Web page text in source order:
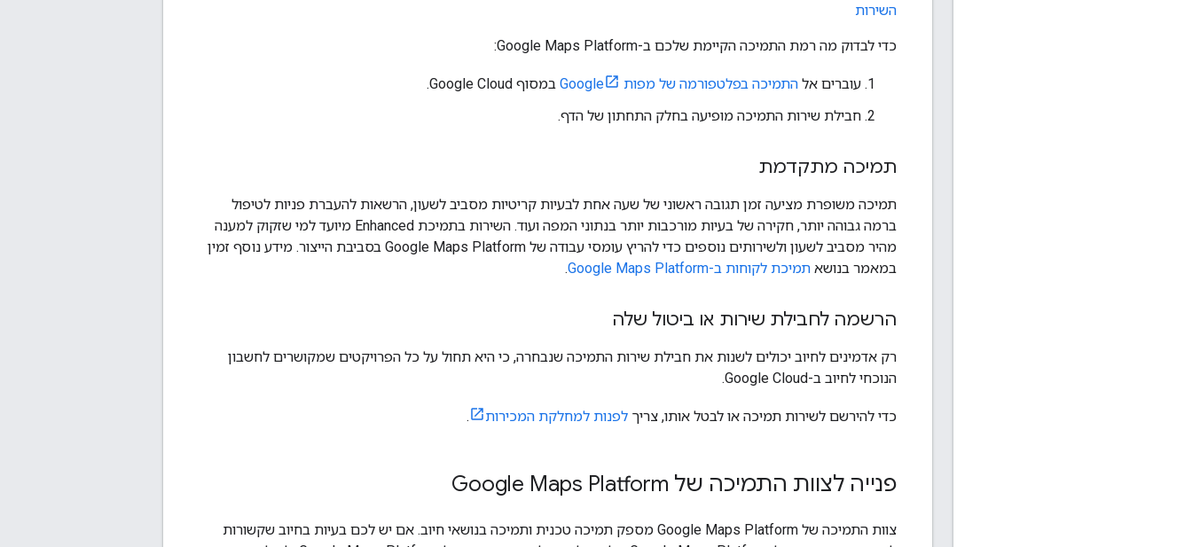
השירות
כדי לבדוק מה רמת התמיכה הקיימת שלכם ב-Google Maps Platform:
עוברים אל התמיכה בפלטפורמה של מפות Google
במסוף Google Cloud.
חבילת שירות התמיכה מופיעה בחלק התחתון של הדף.
תמיכה מתקדמת
תמיכה משופרת מציעה זמן תגובה ראשוני של שעה אחת לבעיות קריטיות מסביב לשעון, הרשאות להעברת פניות לטיפול
ברמה גבוהה יותר, חקירה של בעיות מורכבות יותר בנתוני המפה ועוד. השירות בתמיכת Enhanced מיועד למי שזקוק למענה
מהיר מסביב לשעון ולשירותים נוספים כדי להריץ עומסי עבודה של Google Maps Platform בסביבת הייצור. מידע נוסף זמין
במאמר בנושא תמיכת לקוחות ב-Google Maps Platform .
הרשמה לחבילת שירות או ביטול שלה
רק אדמינים לחיוב יכולים לשנות את חבילת שירות התמיכה שנבחרה, כי היא תחול על כל הפרויקטים שמקושרים לחשבון
הנוכחי לחיוב ב-Google Cloud.
כדי להירשם לשירות תמיכה או לבטל אותו, צריך לפנות למחלקת המכירות .
פנייה לצוות התמיכה של Google Maps Platform
צוות התמיכה של Google Maps Platform מספק תמיכה טכנית ותמיכה בנושאי חיוב. אם יש לכם בעיות בחיוב שקשורות